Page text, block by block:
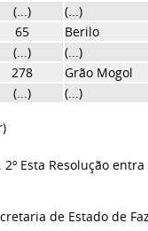
(...)
(...)
65
Berilo
(...)
(...)
278
Grão Mogol
(...)
(...)
2º Esta Resolução
de Estado de